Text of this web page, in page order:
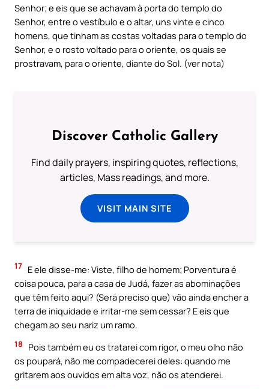
Senhor; e eis que se achavam à porta do templo do
Senhor, entre o vestíbulo e o altar, uns vinte e cinco
homens, que tinham as costas voltadas para o templo do
Senhor, e o rosto voltado para o oriente, os quais se
prostravam, para o oriente, diante do Sol. (ver nota)
Discover Catholic Gallery
Find daily prayers, inspiring quotes, reflections,
articles, Mass readings, and more.
VISIT MAIN SITE
17 E ele disse-me: Viste, filho de homem; Porventura é
coisa pouca, para a casa de Judá, fazer as abominações
que têm feito aqui? (Será preciso que) vão ainda encher a
terra de iniquidade e irritar-me sem cessar? E eis que
chegam ao seu nariz um ramo.
18
Pois também eu os tratarei com rigor, o meu olho não
os poupará, não me compadecerei deles: quando me
gritarem aos ouvidos em alta voz, não os atenderei.